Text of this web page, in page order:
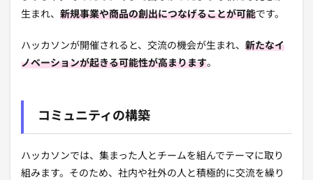
生まれ、 新規事業や商品の創出につなげることが可能です。
ハッカソンが開催されると、交流の機会が生まれ、 新たなイ
ノベーションが起きる可能性が高まります。
コミュニティの構築
ハッカソンでは、集まった人とチームを組んでテーマに取り
組みます。そのため、社内や社外の人と積極的に交流を繰り